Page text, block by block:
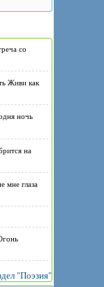
со
Живи как
ночь
на
мне глаза
"Поэзия"